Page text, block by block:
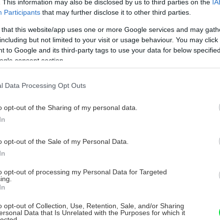
This information may also be disclosed by us to third parties on the
Participants that may further disclose it to other third parties.
that this website/app uses one or more Google services and may
but not limited to your visit or usage behaviour. You may
to Google and its third-party tags to use your data for below
consent section.
Data Processing Opt Outs
opt-out of the Sharing of my personal data.
opt-out of the Sale of my Personal Data.
opt-out of processing my Personal Data for Targeted
opt-out of Collection, Use, Retention, Sale, and/or Sharing
Data that Is Unrelated with the Purposes for which it
mm zrnitosť 80 a 150 – po 3 ks
2000, 3000 po jednom kuse
mm